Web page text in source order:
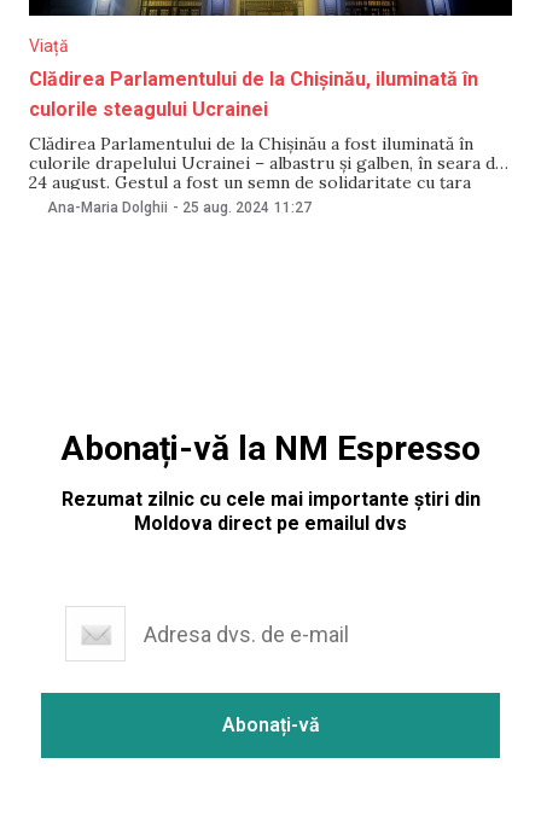
Viață
Clădirea Parlamentului de la Chișinău, iluminată în
culorile steagului Ucrainei
Clădirea Parlamentului de la Chișinău a fost iluminată în
culorile drapelului Ucrainei – albastru și galben, în seara de
24 august. Gestul a fost un semn de solidaritate cu țara
vecină, care a sărbătorit Ziua Independenței. Precizăm că,
pe 24 august, Ucraina a marcat 33 de ani de la declararea
Ana-Maria Dolghii - 25 aug. 2024 11:27
Abonați-vă la NM Espresso
Rezumat zilnic cu cele mai importante știri din
Moldova direct pe emailul dvs